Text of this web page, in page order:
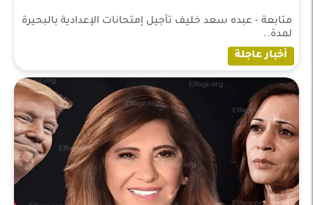
متابعة - عبده سعد خليف تأجيل إمتحانات الإعدادية بالبحيرة
لمدة..
أخبار عاجلة